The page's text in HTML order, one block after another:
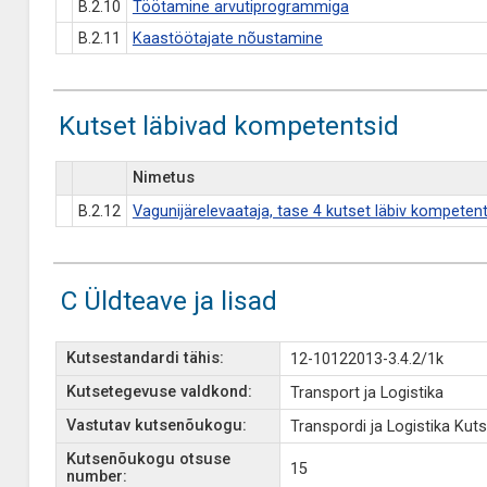
B.2.10
Töötamine arvutiprogrammiga
B.2.11
Kaastöötajate nõustamine
Kutset läbivad kompetentsid
Nimetus
B.2.12
Vagunijärelevaataja, tase 4 kutset läbiv
C Üldteave ja lisad
Kutsestandardi tähis:
12-10122013-3.4.2/1k
Kutsetegevuse valdkond:
Transport ja Logistika
Vastutav kutsenõukogu:
Transpordi ja Logistika
Kutsenõukogu otsuse
number:
15